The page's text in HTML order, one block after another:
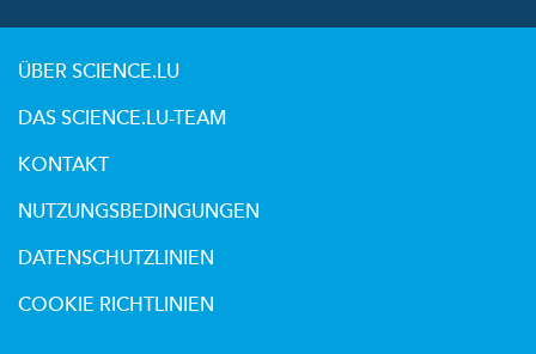
ÜBER SCIENCE.LU
DAS SCIENCE.LU-TEAM
KONTAKT
NUTZUNGSBEDINGUNGEN
DATENSCHUTZLINIEN
COOKIE RICHTLINIEN